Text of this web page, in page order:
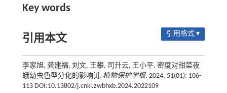
Key words
引用本文 引用格式 ▾
李家旭, 龚建福, 刘文, 王攀, 司升云, 王小平. 密度对甜菜夜
蛾幼虫色型分化的影响[J]. 植物保护学报, 2024, 51(01): 106-
113 DOI:10.13802/j.cnki.zwbhxb.2024.2022109